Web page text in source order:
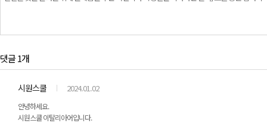
댓글 1개
시원스쿨 2024.01.02
안녕하세요.
시원스쿨 이탈리아어입니다.